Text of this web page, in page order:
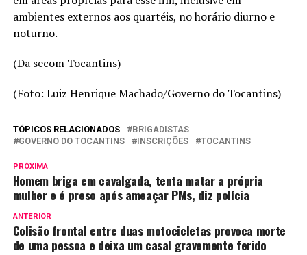
ambientes externos aos quartéis, no horário diurno e
noturno.
(Da secom Tocantins)
(Foto: Luiz Henrique Machado/Governo do Tocantins)
TÓPICOS RELACIONADOS
BRIGADISTAS
GOVERNO DO TOCANTINS
INSCRIÇÕES TOCANTINS
PRÓXIMA
Homem briga em cavalgada, tenta matar a própria
mulher e é preso após ameaçar PMs, diz polícia
ANTERIOR
Colisão frontal entre duas motocicletas provoca morte
de uma pessoa e deixa um casal gravemente ferido